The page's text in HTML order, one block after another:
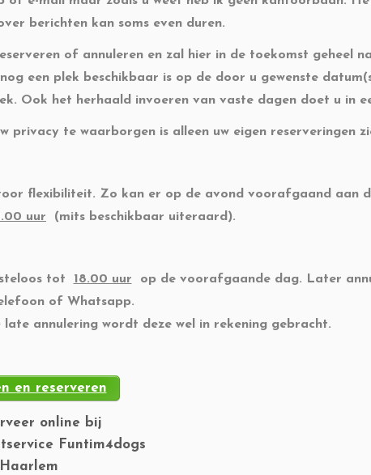
berichten kan soms even duren.
of annuleren en zal hier in de toekomst geheel
een plek beschikbaar is op de door u gewenste
Ook het herhaald invoeren van vaste dagen doet u in
privacy te waarborgen is alleen uw eigen reserveringen
flexibiliteit. Zo kan er op de avond voorafgaand aan
uur (mits beschikbaar uiteraard).
tot 18.00 uur op de voorafgaande dag. Later
of Whatsapp.
late annulering wordt deze wel in rekening gebracht.
en reserveren